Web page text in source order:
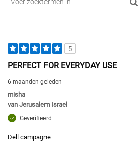
5
PERFECT FOR EVERYDAY USE
6 maanden geleden
misha
van Jerusalem Israel
Geverifieerd
Dell campagne